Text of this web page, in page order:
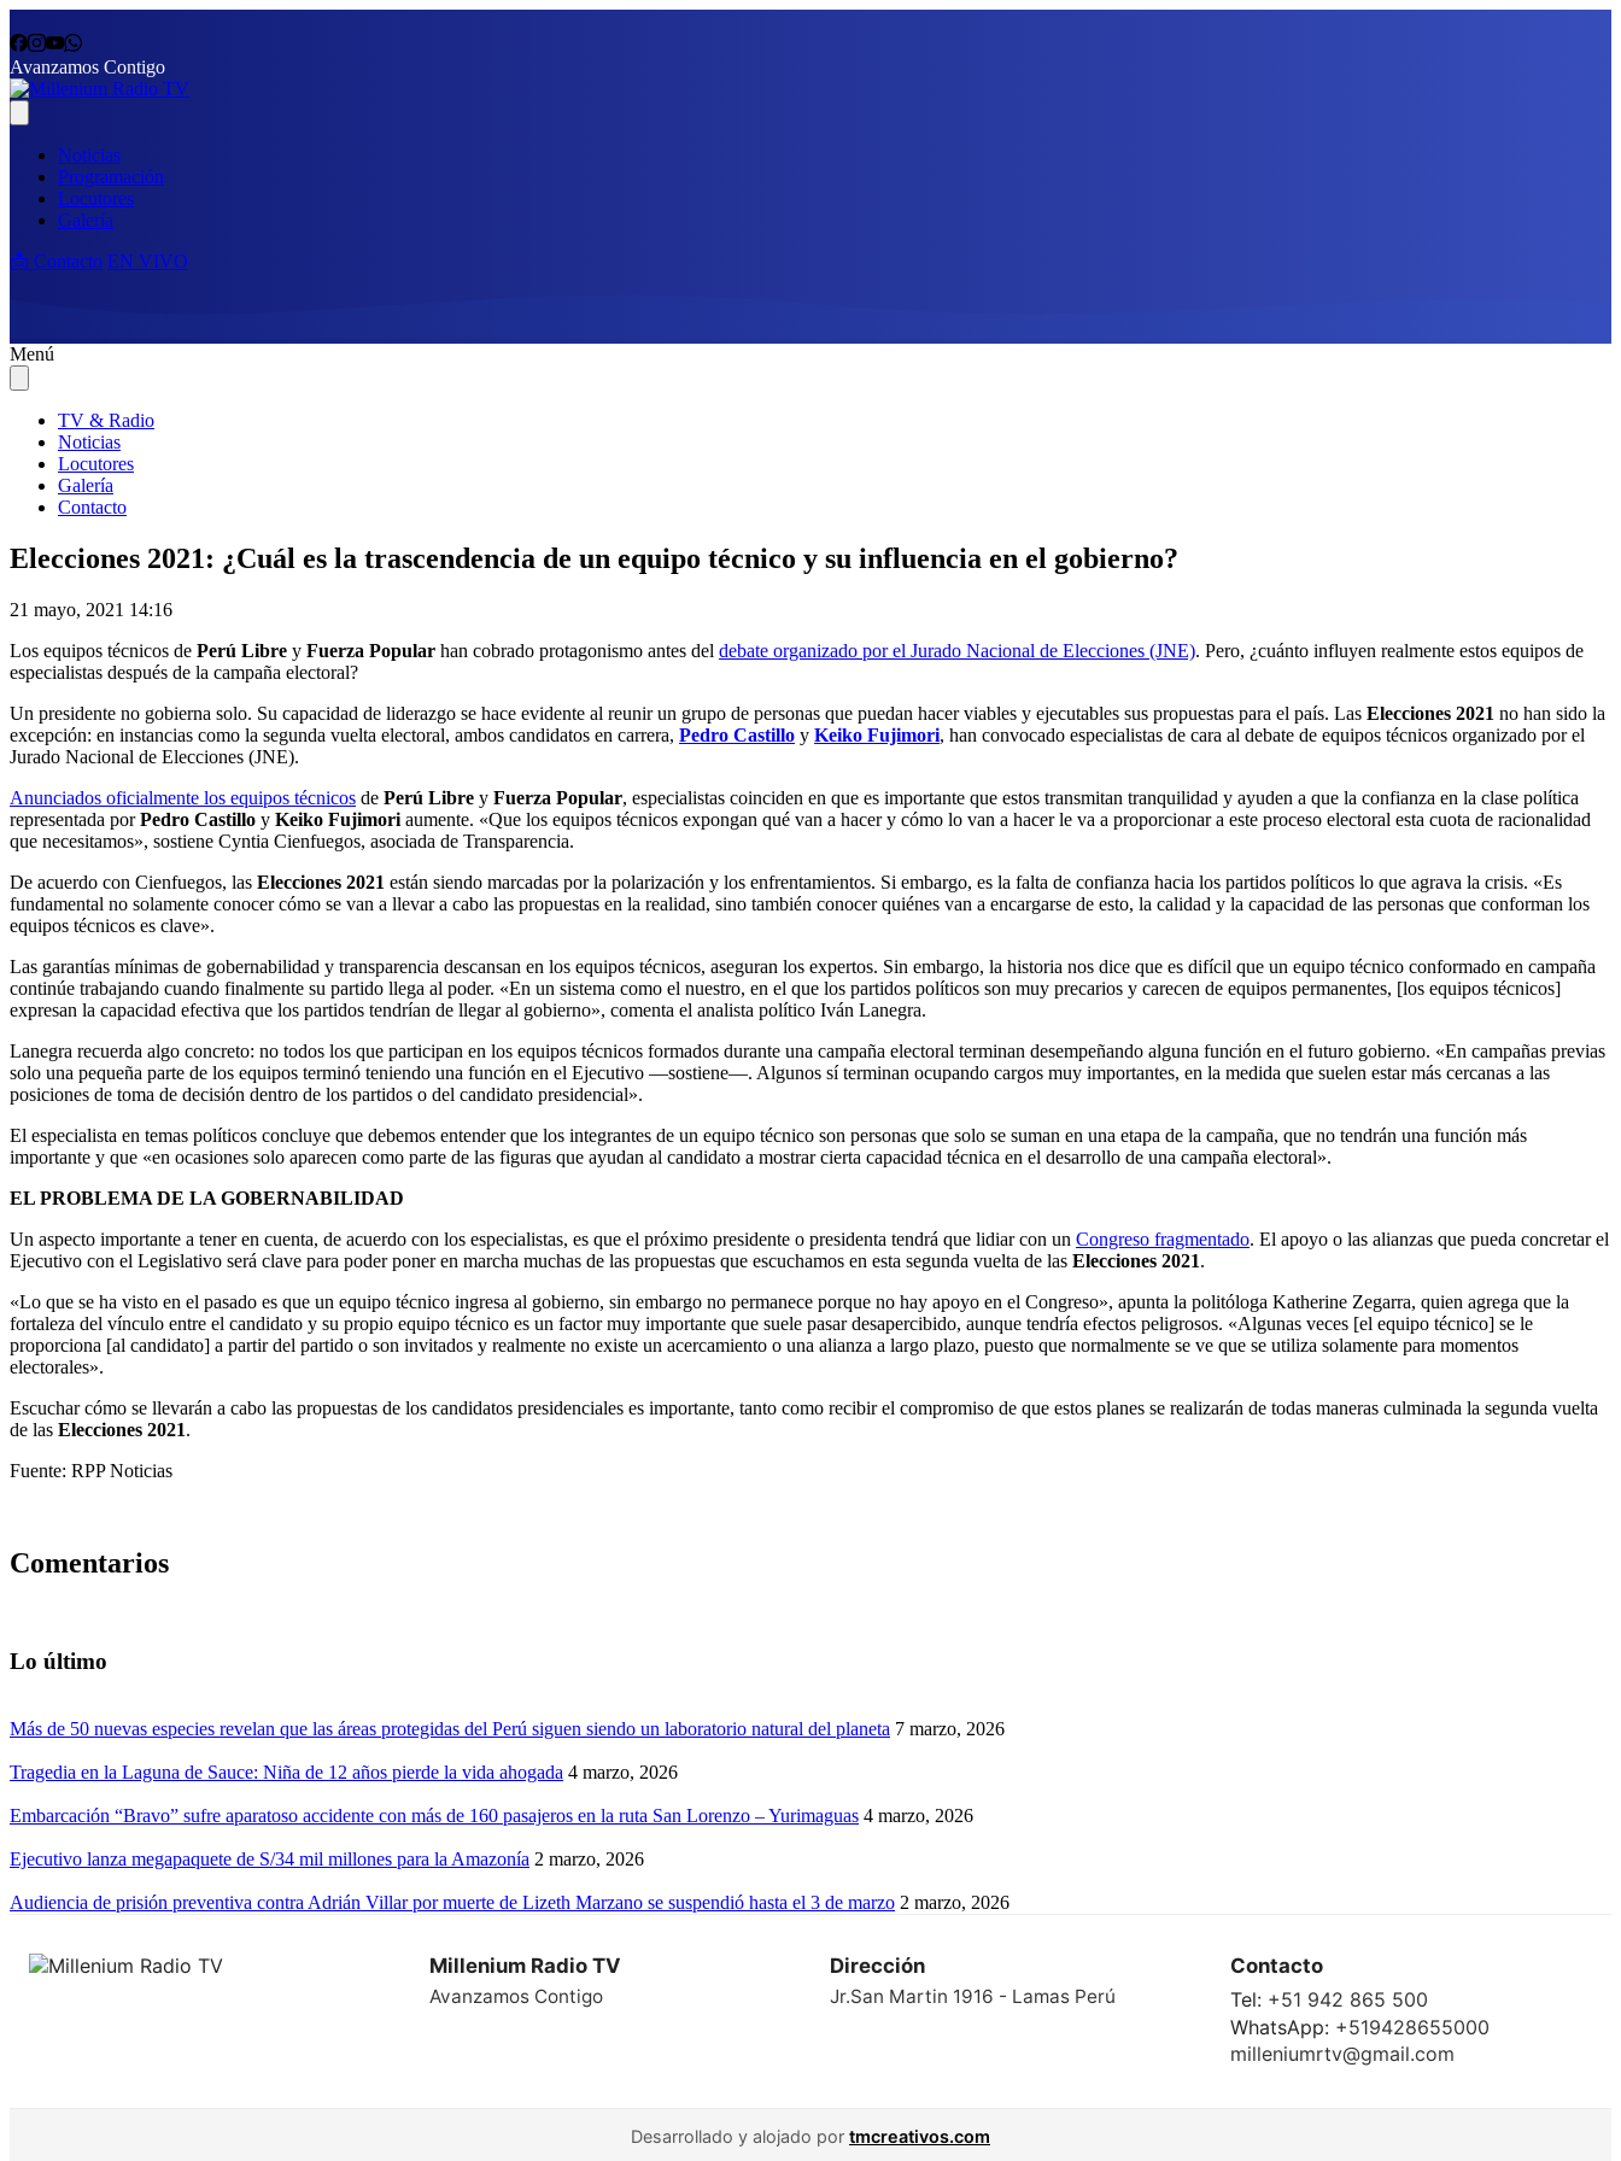
Avanzamos Contigo
Noticias
Programación
Locutores
Galería
📩 Contacto EN VIVO
Menú
TV & Radio
Noticias
Locutores
Galería
Contacto
Elecciones 2021: ¿Cuál es la trascendencia de un equipo técnico y su influencia en el gobierno?
21 mayo, 2021 14:16
Los equipos técnicos de Perú Libre y Fuerza Popular han cobrado protagonismo antes del debate organizado por el Jurado Nacional de Elecciones (JNE). Pero, ¿cuánto influyen realmente estos equipos de
especialistas después de la campaña electoral?
Un presidente no gobierna solo. Su capacidad de liderazgo se hace evidente al reunir un grupo de personas que puedan hacer viables y ejecutables sus propuestas para el país. Las Elecciones 2021 no han sido la
excepción: en instancias como la segunda vuelta electoral, ambos candidatos en carrera, Pedro Castillo y Keiko Fujimori, han convocado especialistas de cara al debate de equipos técnicos organizado por el
Jurado Nacional de Elecciones (JNE).
Anunciados oficialmente los equipos técnicos de Perú Libre y Fuerza Popular, especialistas coinciden en que es importante que estos transmitan tranquilidad y ayuden a que la confianza en la clase política
representada porPedro Castillo y Keiko Fujimori aumente. «Que los equipos técnicos expongan qué van a hacer y cómo lo van a hacer le va a proporcionar a este proceso electoral esta cuota de racionalidad
que necesitamos», sostiene Cyntia Cienfuegos, asociada de Transparencia.
De acuerdo con Cienfuegos, las Elecciones 2021 están siendo marcadas por la polarización y los enfrentamientos. Si embargo, es la falta de confianza hacia los partidos políticos lo que agrava la crisis. «Es
fundamental no solamente conocer cómo se van a llevar a cabo las propuestas en la realidad, sino también conocer quiénes van a encargarse de esto, la calidad y la capacidad de las personas que conforman los
equipos técnicos es clave».
Las garantías mínimas de gobernabilidad y transparencia descansan en los equipos técnicos, aseguran los expertos. Sin embargo, la historia nos dice que es difícil que un equipo técnico conformado en campaña
continúe trabajando cuando finalmente su partido llega al poder. «En un sistema como el nuestro, en el que los partidos políticos son muy precarios y carecen de equipos permanentes, [los equipos técnicos]
expresan la capacidad efectiva que los partidos tendrían de llegar al gobierno», comenta el analista político Iván Lanegra.
Lanegra recuerda algo concreto: no todos los que participan en los equipos técnicos formados durante una campaña electoral terminan desempeñando alguna función en el futuro gobierno. «En campañas previas
solo una pequeña parte de los equipos terminó teniendo una función en el Ejecutivo —sostiene—. Algunos sí terminan ocupando cargos muy importantes, en la medida que suelen estar más cercanas a las
posiciones de toma de decisión dentro de los partidos o del candidato presidencial».
El especialista en temas políticos concluye que debemos entender que los integrantes de un equipo técnico son personas que solo se suman en una etapa de la campaña, que no tendrán una función más
importante y que «en ocasiones solo aparecen como parte de las figuras que ayudan al candidato a mostrar cierta capacidad técnica en el desarrollo de una campaña electoral».
EL PROBLEMA DE LA GOBERNABILIDAD
Un aspecto importante a tener en cuenta, de acuerdo con los especialistas, es que el próximo presidente o presidenta tendrá que lidiar con un Congreso fragmentado. El apoyo o las alianzas que pueda concretar el
Ejecutivo con el Legislativo será clave para poder poner en marcha muchas de las propuestas que escuchamos en esta segunda vuelta de las Elecciones 2021.
«Lo que se ha visto en el pasado es que un equipo técnico ingresa al gobierno, sin embargo no permanece porque no hay apoyo en el Congreso», apunta la politóloga Katherine Zegarra, quien agrega que la
fortaleza del vínculo entre el candidato y su propio equipo técnico es un factor muy importante que suele pasar desapercibido, aunque tendría efectos peligrosos. «Algunas veces [el equipo técnico] se le
proporciona [al candidato] a partir del partido o son invitados y realmente no existe un acercamiento o una alianza a largo plazo, puesto que normalmente se ve que se utiliza solamente para momentos
electorales».
Escuchar cómo se llevarán a cabo las propuestas de los candidatos presidenciales es importante, tanto como recibir el compromiso de que estos planes se realizarán de todas maneras culminada la segunda vuelta
de las Elecciones 2021.
Fuente: RPP Noticias
Comentarios
Lo último
Más de 50 nuevas especies revelan que las áreas protegidas del Perú siguen siendo un laboratorio natural del planeta 7 marzo, 2026
Tragedia en la Laguna de Sauce: Niña de 12 años pierde la vida ahogada 4 marzo, 2026
Embarcación “Bravo” sufre aparatoso accidente con más de 160 pasajeros en la ruta San Lorenzo – Yurimaguas 4 marzo, 2026
Ejecutivo lanza megapaquete de S/34 mil millones para la Amazonía 2 marzo, 2026
Audiencia de prisión preventiva contra Adrián Villar por muerte de Lizeth Marzano se suspendió hasta el 3 de marzo 2 marzo, 2026
Millenium Radio TV
Avanzamos Contigo
Dirección
Jr.San Martin 1916 - Lamas Perú
Contacto
Tel: +51 942 865 500
WhatsApp: +519428655000
milleniumrtv@gmail.com
Desarrollado y alojado por tmcreativos.com